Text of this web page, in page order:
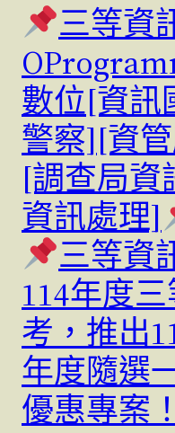
三等資
數位[資訊
警察][資
[調查局資
資訊處理]
三等資
114年度
考，推出
年度隨選
優惠專案！